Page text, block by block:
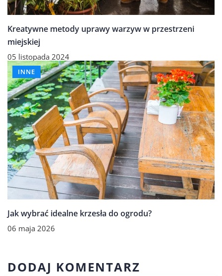
Kreatywne metody uprawy warzyw w przestrzeni
miejskiej
05 listopada 2024
INNE
Jak wybrać idealne krzesła do ogrodu?
06 maja 2026
DODAJ KOMENTARZ